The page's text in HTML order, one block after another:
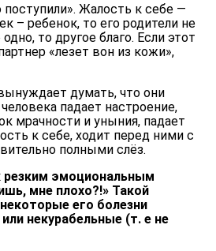
Жалость к себе —
– ребенок, то его родители не
то другое благо. Если этот
«лезет вон из кожи»,
думать, что они
падает настроение,
мрачности и уныния, падает
к себе, ходит перед ними с
полными слёз.
резким эмоциональным
мне плохо?!» Такой
его болезни
некурабельные (т. е не